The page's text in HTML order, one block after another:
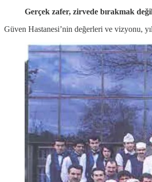
Gerçek zafer, zirvede bırakmak
Güven Hastanesi’nin değerleri ve vizyonu,